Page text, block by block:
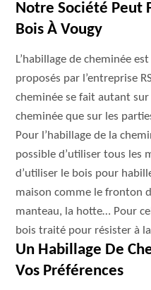
Notre Société Peut
Bois À Vougy
L’habillage de cheminée
proposés par l’entreprise
cheminée se fait autant
cheminée que sur les
Pour l’habillage de la
possible d’utiliser tous les
d’utiliser le bois pour
maison comme le fronton
manteau, la hotte… Pour
bois traité pour résister à
Un Habillage De
Vos Préférences